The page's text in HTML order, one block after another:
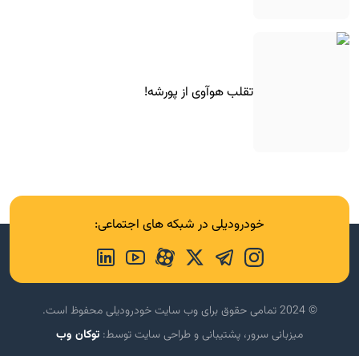
تقلب هوآوی از پورشه!
خودرودیلی در شبکه های اجتماعی:
© 2024 تمامی حقوق برای وب سایت خودرودیلی محفوظ است.
میزبانی سرور، پشتیبانی و طراحی سایت توسط: توکان وب